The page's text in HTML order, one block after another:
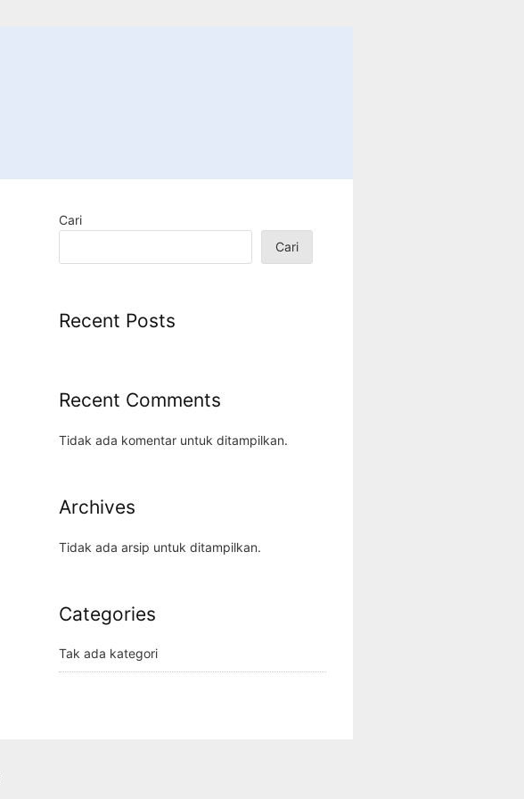
Cari
Cari
Recent Posts
Recent Comments
Tidak ada komentar untuk ditampilkan.
Archives
Tidak ada arsip untuk ditampilkan.
Categories
Tak ada kategori